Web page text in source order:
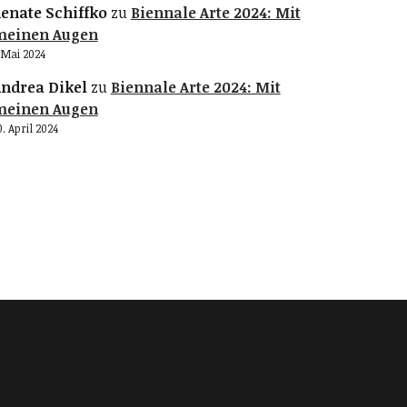
Schiffkozu Biennale Arte 2024: Mit
Augen
Mai 2024
Dikelzu Biennale Arte 2024: Mit
Augen
April 2024